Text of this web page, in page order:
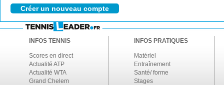
INFOS TENNIS
Scores en direct
Actualité ATP
Actualité WTA
Grand Chelem
INFOS PRATIQUES
Matériel
Entraînement
Santé/ forme
Stages